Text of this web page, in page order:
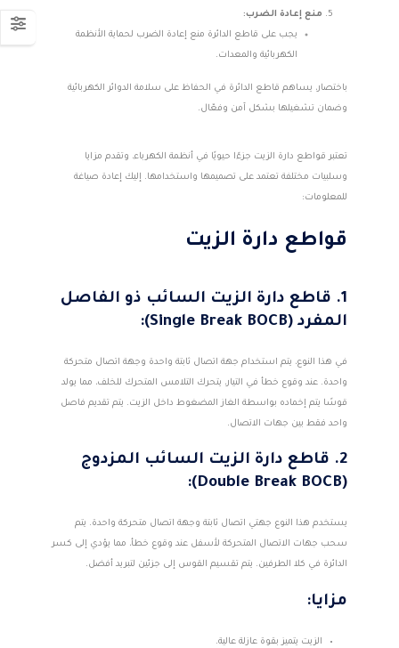
منع إعادة الضرب:
يجب على قاطع الدائرة منع إعادة الضرب لحماية الأنظمة
الكهربائية والمعدات.
باختصار، يساهم قاطع الدائرة في الحفاظ على سلامة الدوائر الكهربائية
وضمان تشغيلها بشكل آمن وفعّال.
تعتبر قواطع دارة الزيت جزءًا حيويًا في أنظمة الكهرباء، وتقدم مزايا
وسلبيات مختلفة تعتمد على تصميمها واستخدامها. إليك إعادة صياغة
للمعلومات:
قواطع دارة الزيت
1.
قاطع دارة الزيت السائب ذو الفاصل
المفرد (Single Break BOCB):
في هذا النوع، يتم استخدام جهة اتصال ثابتة واحدة وجهة اتصال متحركة
واحدة. عند وقوع خطأ في التيار، يتحرك التلامس المتحرك للخلف، مما يولد
قوسًا يتم إخماده بواسطة الغاز المضغوط داخل الزيت. يتم تقديم فاصل
واحد فقط بين جهات الاتصال.
2.
قاطع دارة الزيت السائب المزدوج
(Double Break BOCB):
يستخدم هذا النوع جهتي اتصال ثابتة وجهة اتصال متحركة واحدة. يتم
سحب جهات الاتصال المتحركة لأسفل عند وقوع خطأ، مما يؤدي إلى كسر
الدائرة في كلا الطرفين. يتم تقسيم القوس إلى جزئين لتبريد أفضل.
مزايا:
الزيت يتميز بقوة عازلة عالية.